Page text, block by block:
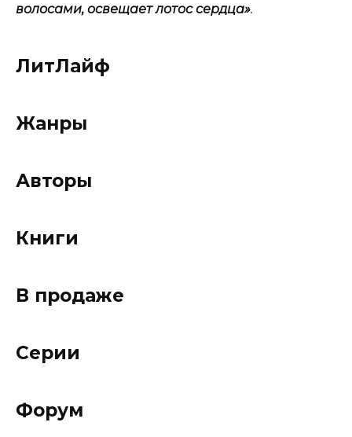
волосами, освещает лотос сердца».
ЛитЛайф
Жанры
Авторы
Книги
В продаже
Серии
Форум